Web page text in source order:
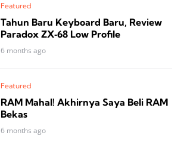
Featured
Tahun Baru Keyboard Baru, Review
Paradox ZX‑68 Low Profile
6 months ago
Featured
RAM Mahal! Akhirnya Saya Beli RAM
Bekas
6 months ago